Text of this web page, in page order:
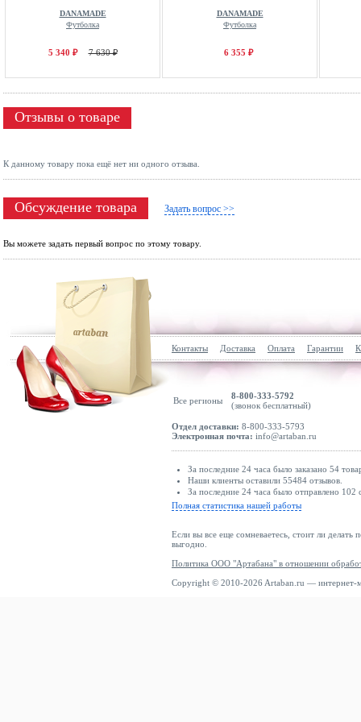
DANAMADE
Футболка
5 340 ₽ 7 630 ₽
DANAMADE
Футболка
6 355 ₽
Отзывы о товаре
К данному товару пока ещё нет ни одного отзыва.
Обсуждение товара Задать вопрос >>
Вы можете задать первый вопрос по этому товару.
Контакты Доставка Оплата Гарантии
Все регионы
8-800-333-5792
(звонок бесплатный)
Отдел доставки: 8-800-333-5793
Электронная почта: info@artaban.ru
За последние 24 часа было заказано 54
Наши клиенты оставили 55484 отзывов.
За последние 24 часа было отправлено
Полная статистика нашей работы
Если вы все еще сомневаетесь, стоит ли делать
выгодно.
Политика ООО "Артабана" в отношении
Copyright © 2010-2026 Artaban.ru — интернет-